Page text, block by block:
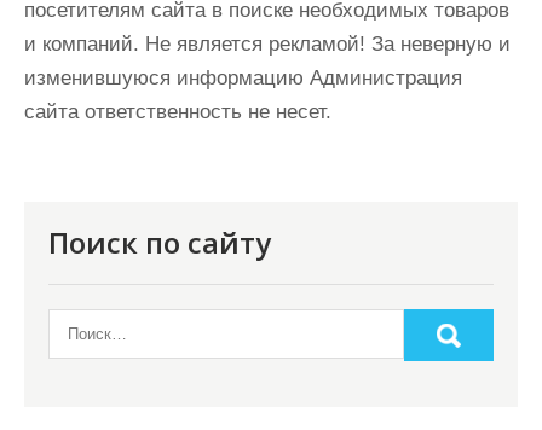
посетителям сайта в поиске необходимых товаров
и компаний. Не является рекламой! За неверную и
изменившуюся информацию Администрация
сайта ответственность не несет.
Поиск по сайту